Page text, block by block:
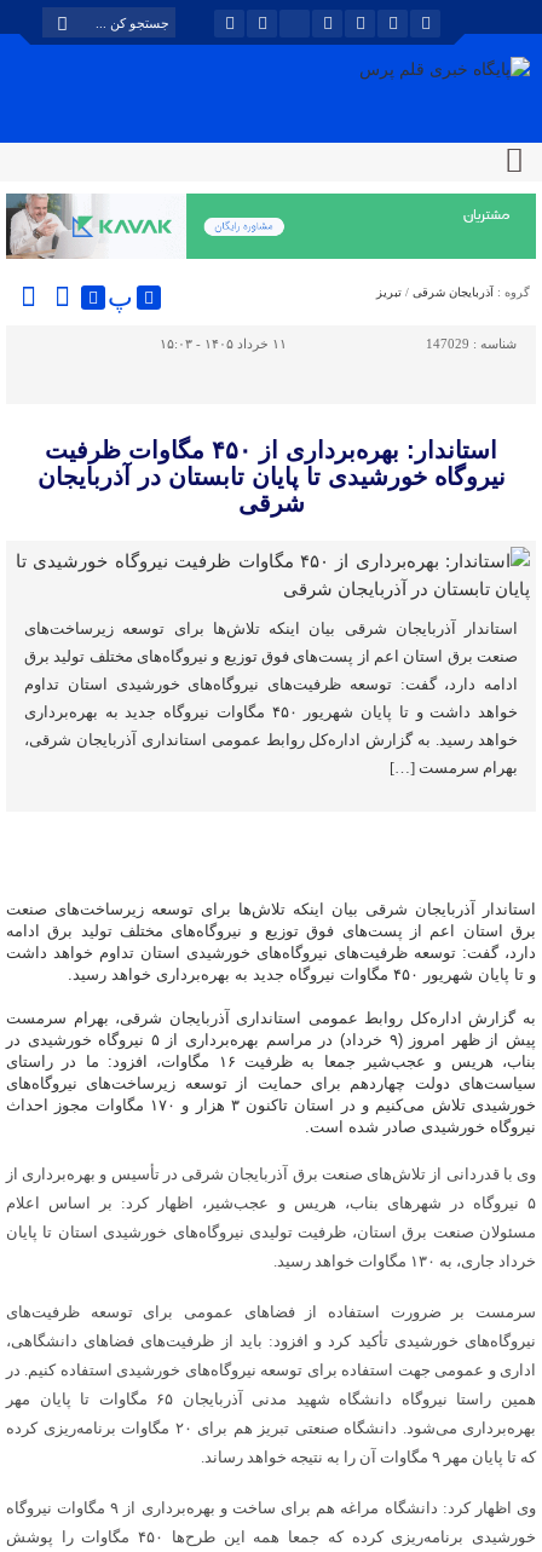
گروه : آذربایجان شرقی / تبریز پ
شناسه : 147029 ۱۱ خرداد ۱۴۰۵ - ۱۵:۰۳
استاندار: بهره‌برداری از ۴۵۰ مگاوات ظرفیت
نیروگاه خورشیدی تا پایان تابستان در آذربایجان
شرقی
استاندار آذربایجان شرقی بیان اینکه تلاش‌ها برای توسعه زیرساخت‌های
صنعت برق استان اعم از پست‌های فوق توزیع و نیروگاه‌های مختلف تولید برق
ادامه دارد، گفت: توسعه ظرفیت‌های نیروگاه‌های خورشیدی استان تداوم
خواهد داشت و تا پایان شهریور ۴۵۰ مگاوات نیروگاه جدید به بهره‌برداری
خواهد رسید. به گزارش اداره‌کل روابط‌ عمومی استانداری آذربایجان شرقی،
بهرام سرمست […]
استاندار آذربایجان شرقی بیان اینکه تلاش‌ها برای توسعه زیرساخت‌های صنعت
برق استان اعم از پست‌های فوق توزیع و نیروگاه‌های مختلف تولید برق ادامه
دارد، گفت: توسعه ظرفیت‌های نیروگاه‌های خورشیدی استان تداوم خواهد داشت
و تا پایان شهریور ۴۵۰ مگاوات نیروگاه جدید به بهره‌برداری خواهد رسید.
به گزارش اداره‌کل روابط‌ عمومی استانداری آذربایجان شرقی، بهرام سرمست
پیش از ظهر امروز (۹ خرداد) در مراسم بهره‌برداری از ۵ نیروگاه خورشیدی در
بناب، هریس و عجب‌شیر جمعا به ظرفیت ۱۶ مگاوات، افزود: ما در راستای
سیاست‌های دولت چهاردهم برای حمایت از توسعه زیرساخت‌های نیروگاه‌های
خورشیدی تلاش می‌کنیم و در استان تاکنون ۳ هزار و ۱۷۰ مگاوات مجوز احداث
نیروگاه خورشیدی صادر شده است.
وی با قدردانی از تلاش‌های صنعت برق آذربایجان شرقی در تأسیس و بهره‌برداری از
۵ نیروگاه در شهرهای بناب، هریس و عجب‌شیر، اظهار کرد: بر اساس اعلام
مسئولان صنعت برق استان، ظرفیت تولیدی نیروگاه‌های خورشیدی استان تا پایان
خرداد جاری، به ۱۳۰ مگاوات خواهد رسید.
سرمست بر ضرورت استفاده از فضاهای عمومی برای توسعه ظرفیت‌های
نیروگاه‌های خورشیدی تأکید کرد و افزود: باید از ظرفیت‌های فضاهای دانشگاهی،
اداری و عمومی جهت استفاده برای توسعه نیروگاه‌های خورشیدی استفاده کنیم. در
همین راستا نیروگاه دانشگاه شهید مدنی آذربایجان ۶۵ مگاوات تا پایان مهر
بهره‌برداری می‌شود. دانشگاه صنعتی تبریز هم برای ۲۰ مگاوات برنامه‌ریزی کرده
که تا پایان مهر ۹ مگاوات آن را به نتیجه خواهد رساند.
وی اظهار کرد: دانشگاه مراغه هم برای ساخت و بهره‌برداری از ۹ مگاوات نیروگاه
خورشیدی برنامه‌ریزی کرده که جمعا همه این طرح‌ها ۴۵۰ مگاوات را پوشش